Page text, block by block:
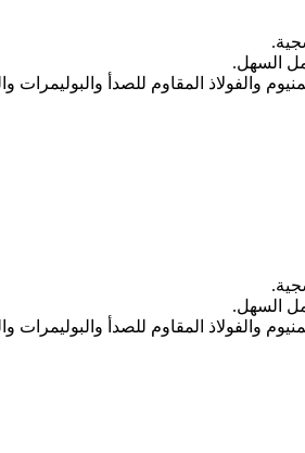
والفولاذ المقاوم للصدأ
والفولاذ المقاوم للصدأ